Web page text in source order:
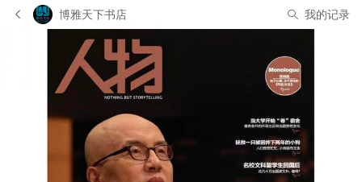
博雅天下书店 我的记录